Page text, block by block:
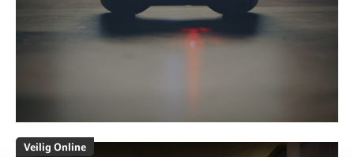
Veilig Online